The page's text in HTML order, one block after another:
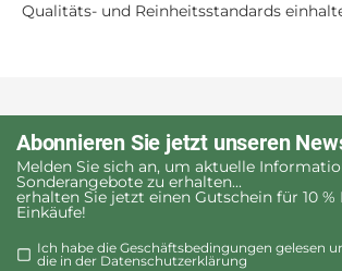
Qualitäts- und Reinheitsstandards
Abonnieren Sie jetzt unseren
Melden Sie sich an, um aktuelle
Sonderangebote zu erhalten...
erhalten Sie jetzt einen Gutschein für 10
Einkäufe!
Ich habe die Geschäftsbedingungen gelesen
die in der Datenschutzerklärung